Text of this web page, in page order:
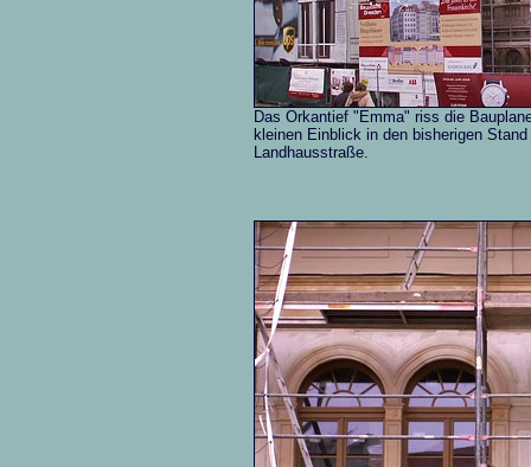
Das Orkantief "Emma" riss die
kleinen Einblick in den bisherigen
Landhausstraße.